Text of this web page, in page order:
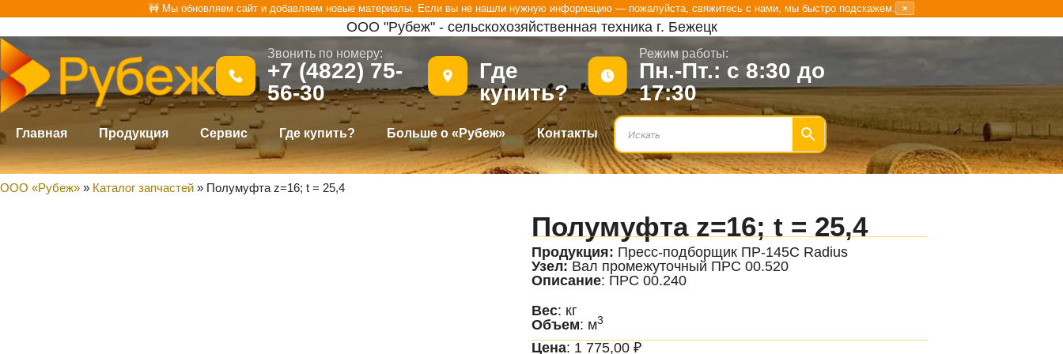
к
содержимому
🚧 Мы обновляем сайт и добавляем новые материалы. Если вы не нашли нужную информацию — пожалуйста, свяжитесь с нами, мы быстро подскажем. ×
ООО "Рубеж" - сельскохозяйственная техника г. Бежецк
Звонить по номеру:
+7 (4822) 75-
56-30
Где
купить?
Режим работы:
Пн.-Пт.: с 8:30 до
17:30
Главная Продукция Сервис Где купить? Больше о «Рубеж» Контакты
ООО «Рубеж» » Каталог запчастей » Полумуфта z=16; t = 25,4
Полумуфта z=16; t = 25,4
Продукция: Пресс-подборщик ПР-145С Radius
Узел: Вал промежуточный ПРС 00.520
Описание: ПРС 00.240
Вес: кг
Объем: м3
Цена: 1 775,00 ₽